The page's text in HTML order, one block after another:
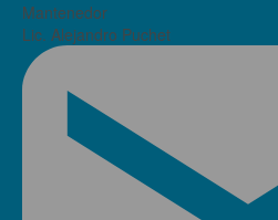
Mantenedor
Lic. Alejandro Puchet